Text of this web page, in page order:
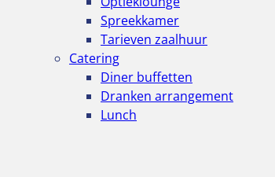
Spreekkamer
Tarieven zaalhuur
Catering
Diner buffetten
Dranken arrangement
Lunch